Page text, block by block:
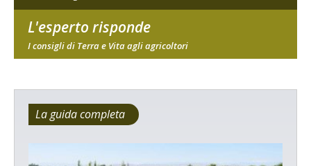
L'esperto risponde
I consigli di Terra e Vita agli agricoltori
La guida completa